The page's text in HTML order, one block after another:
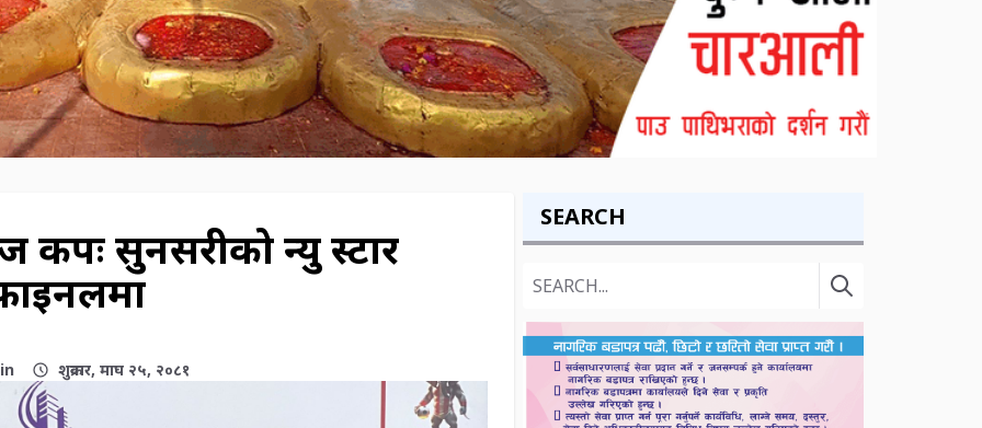
कपः सुनसरीको न्यु स्टार
शुक्रवार, माघ २५, २०८१
SEARCH